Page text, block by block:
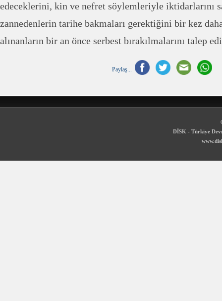
edeceklerini, kin ve nefret söylemleriyle iktidarlarını
zannedenlerin tarihe bakmaları gerektiğini bir kez
alınanların bir an önce serbest bırakılmalarını talep
Paylaş...
DİSK - Türkiye